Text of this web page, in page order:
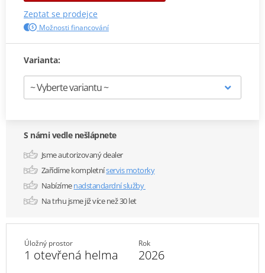
Zeptat se prodejce
Možnosti financování
Varianta:
S námi vedle nešlápnete
Jsme autorizovaný dealer
Zařídíme kompletníservis motorky
Nabízímenadstandardní služby
Na trhu jsme již více než 30 let
Úložný prostor
1 otevřená helma
Rok
2026